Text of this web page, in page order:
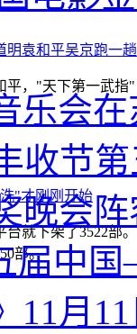
明袁和平吴京跑一
平，"天下第一武
"才刚刚开始
就下架了3522部
部。
乐会
收节
晚会
届中
11月